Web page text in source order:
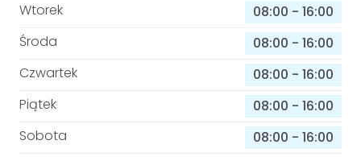
Wtorek
08:00 - 16:00
Środa
08:00 - 16:00
Czwartek
08:00 - 16:00
Piątek
08:00 - 16:00
Sobota
08:00 - 16:00